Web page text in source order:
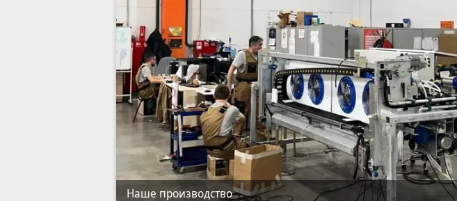
Наше производство